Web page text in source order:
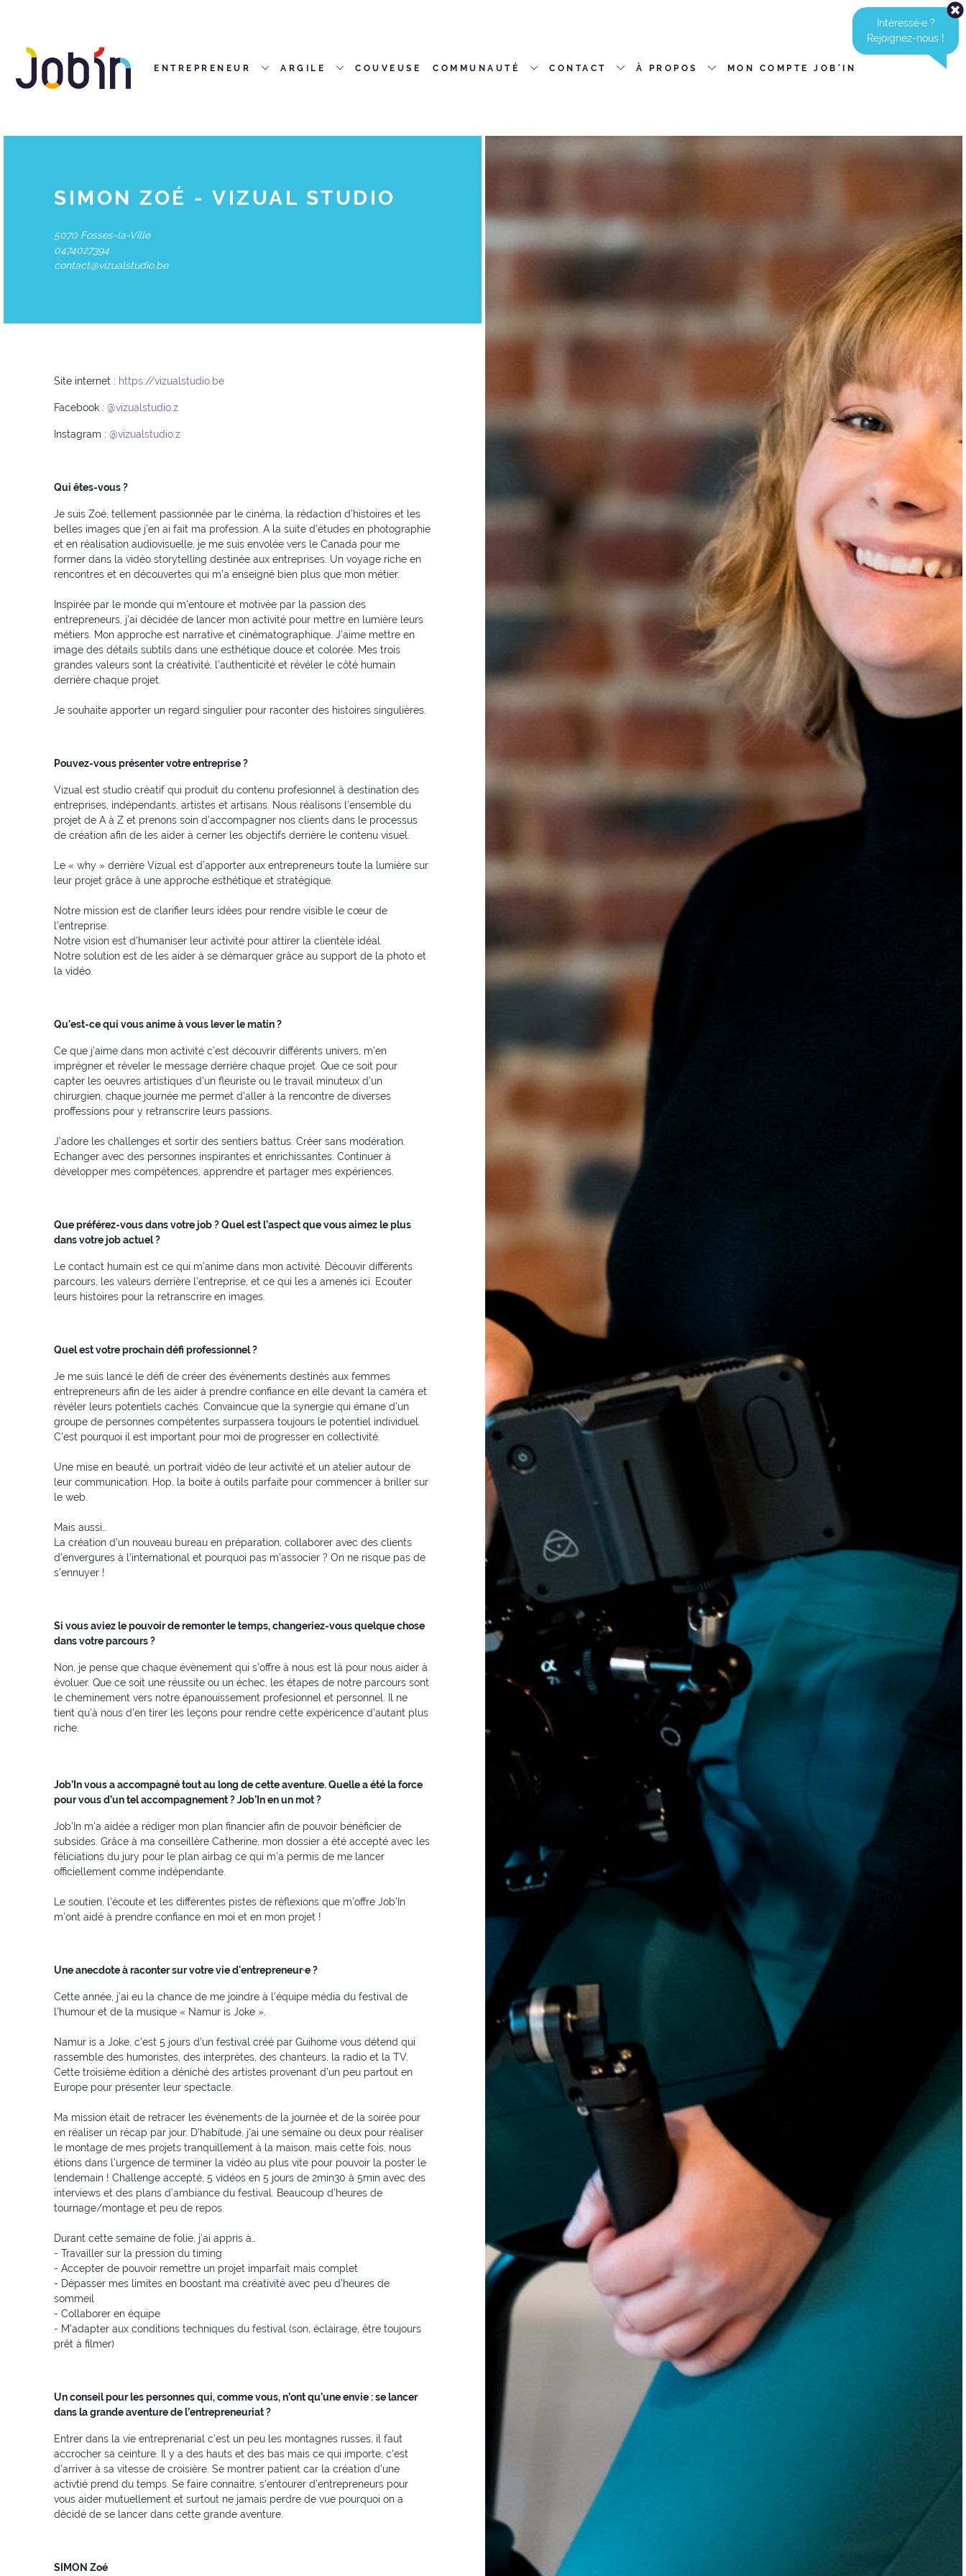
Intéressé·e ?
Rejoignez-nous !
ENTREPRENEUR ARGILE COUVEUSE COMMUNAUTÉ CONTACT À PROPOS MON COMPTE JOB'IN
SIMON ZOÉ - VIZUAL STUDIO
5070 Fosses-la-Ville
0474027394
contact@vizualstudio.be
Site internet : https://vizualstudio.be
Facebook : @vizualstudio.z
Instagram : @vizualstudio.z
Qui êtes-vous ?
Je suis Zoé, tellement passionnée par le cinéma, la rédaction d’histoires et les
belles images que j’en ai fait ma profession. A la suite d’études en photographie
et en réalisation audiovisuelle, je me suis envolée vers le Canada pour me
former dans la vidéo storytelling destinée aux entreprises. Un voyage riche en
rencontres et en découvertes qui m’a enseigné bien plus que mon métier.
Inspirée par le monde qui m’entoure et motivée par la passion des
entrepreneurs, j’ai décidée de lancer mon activité pour mettre en lumière leurs
métiers. Mon approche est narrative et cinématographique. J’aime mettre en
image des détails subtils dans une esthétique douce et colorée. Mes trois
grandes valeurs sont la créativité, l’authenticité et révéler le côté humain
derrière chaque projet.
Je souhaite apporter un regard singulier pour raconter des histoires singulières.
Pouvez-vous présenter votre entreprise ?
Vizual est studio créatif qui produit du contenu profesionnel à destination des
entreprises, indépendants, artistes et artisans. Nous réalisons l’ensemble du
projet de A à Z et prenons soin d’accompagner nos clients dans le processus
de création afin de les aider à cerner les objectifs derrière le contenu visuel.
Le « why » derrière Vizual est d’apporter aux entrepreneurs toute la lumière sur
leur projet grâce à une approche esthétique et stratégique.
Notre mission est de clarifier leurs idées pour rendre visible le cœur de
l’entreprise.
Notre vision est d’humaniser leur activité pour attirer la clientèle idéal.
Notre solution est de les aider à se démarquer grâce au support de la photo et
la vidéo.
Qu’est-ce qui vous anime à vous lever le matin ?
Ce que j’aime dans mon activité c’est découvrir différents univers, m’en
imprégner et réveler le message derrière chaque projet. Que ce soit pour
capter les oeuvres artistiques d’un fleuriste ou le travail minuteux d’un
chirurgien, chaque journée me permet d’aller à la rencontre de diverses
proffessions pour y retranscrire leurs passions.
J’adore les challenges et sortir des sentiers battus. Créer sans modération.
Echanger avec des personnes inspirantes et enrichissantes. Continuer à
développer mes compétences, apprendre et partager mes expériences.
Que préférez-vous dans votre job ? Quel est l’aspect que vous aimez le plus
dans votre job actuel ?
Le contact humain est ce qui m’anime dans mon activité. Découvir différents
parcours, les valeurs derrière l’entreprise, et ce qui les a amenés ici. Ecouter
leurs histoires pour la retranscrire en images.
Quel est votre prochain défi professionnel ?
Je me suis lancé le défi de créer des évènements destinés aux femmes
entrepreneurs afin de les aider à prendre confiance en elle devant la caméra et
révéler leurs potentiels cachés. Convaincue que la synergie qui émane d’un
groupe de personnes compétentes surpassera toujours le potentiel individuel.
C’est pourquoi il est important pour moi de progresser en collectivité.
Une mise en beauté, un portrait vidéo de leur activité et un atelier autour de
leur communication. Hop, la boite à outils parfaite pour commencer à briller sur
le web.
Mais aussi…
La création d’un nouveau bureau en préparation, collaborer avec des clients
d’envergures à l’international et pourquoi pas m’associer ? On ne risque pas de
s’ennuyer !
Si vous aviez le pouvoir de remonter le temps, changeriez-vous quelque chose
dans votre parcours ?
Non, je pense que chaque évènement qui s’offre à nous est là pour nous aider à
évoluer. Que ce soit une réussite ou un échec, les étapes de notre parcours sont
le cheminement vers notre épanouissement profesionnel et personnel. Il ne
tient qu’à nous d’en tirer les leçons pour rendre cette expéricence d’autant plus
riche.
Job’In vous a accompagné tout au long de cette aventure. Quelle a été la force
pour vous d’un tel accompagnement ? Job’In en un mot ?
Job’In m’a aidée a rédiger mon plan financier afin de pouvoir bénéficier de
subsides. Grâce à ma conseillère Catherine, mon dossier a été accepté avec les
féliciations du jury pour le plan airbag ce qui m’a permis de me lancer
officiellement comme indépendante.
Le soutien, l’écoute et les différentes pistes de réflexions que m’offre Job’In
m’ont aidé à prendre confiance en moi et en mon projet !
Une anecdote à raconter sur votre vie d'entrepreneur·e ?
Cette année, j’ai eu la chance de me joindre à l’équipe média du festival de
l’humour et de la musique « Namur is Joke ».
Namur is a Joke, c’est 5 jours d’un festival créé par Guihome vous détend qui
rassemble des humoristes, des interprètes, des chanteurs, la radio et la TV.
Cette troisième édition a déniché des artistes provenant d’un peu partout en
Europe pour présenter leur spectacle.
Ma mission était de retracer les évènements de la journée et de la soirée pour
en réaliser un récap par jour. D’habitude, j’ai une semaine ou deux pour réaliser
le montage de mes projets tranquillement à la maison, mais cette fois, nous
étions dans l’urgence de terminer la vidéo au plus vite pour pouvoir la poster le
lendemain ! Challenge accepté, 5 vidéos en 5 jours de 2min30 à 5min avec des
interviews et des plans d’ambiance du festival. Beaucoup d’heures de
tournage/montage et peu de repos.
Durant cette semaine de folie, j’ai appris à…
- Travailler sur la pression du timing
- Accepter de pouvoir remettre un projet imparfait mais complet
- Dépasser mes limites en boostant ma créativité avec peu d’heures de
sommeil
- Collaborer en équipe
- M’adapter aux conditions techniques du festival (son, éclairage, être toujours
prêt à filmer)
Un conseil pour les personnes qui, comme vous, n’ont qu’une envie : se lancer
dans la grande aventure de l’entrepreneuriat ?
Entrer dans la vie entreprenarial c’est un peu les montagnes russes, il faut
accrocher sa ceinture. Il y a des hauts et des bas mais ce qui importe, c'est
d’arriver à sa vitesse de croisière. Se montrer patient car la création d’une
activtié prend du temps. Se faire connaitre, s’entourer d’entrepreneurs pour
vous aider mutuellement et surtout ne jamais perdre de vue pourquoi on a
décidé de se lancer dans cette grande aventure.
SIMON Zoé